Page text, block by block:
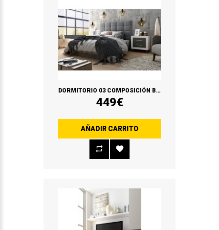
DORMITORIO 03 COMPOSICIÓN BLANCO SOUL/GRAFITO
449€
AÑADIR CARRITO